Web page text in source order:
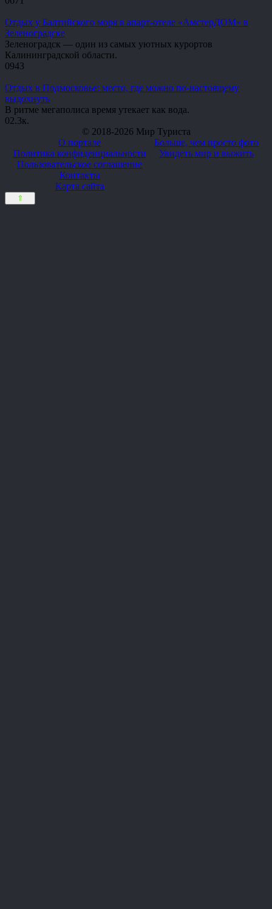
Отдых у Балтийского моря в апарт-отеле «АмстерДОМ» в
Зеленоградске
Зеленоградск — один из самых уютных курортов
Калининградской области.
0943
Отдых в Подмосковье: место, где можно по-настоящему
выдохнуть
В ритме мегаполиса время утекает как вода.
02.3к.
© 2018-2026 Мир Туриста
О портале
Политика конфиденциальности
Пользовательское соглашение
Контакты
Карта сайта
Больше, чем просто фото
Увидеть мир и выжить